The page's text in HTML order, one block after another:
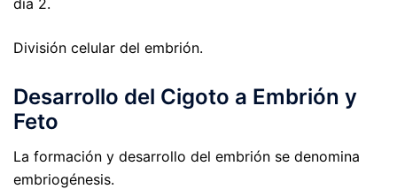
División celular del embrión.
Desarrollo del Cigoto a Embrión y
Feto
La formación y desarrollo del embrión se denomina
embriogénesis.